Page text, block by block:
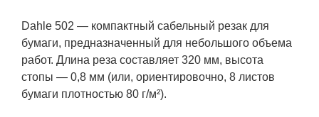
Dahle 502 — компактный сабельный резак для
бумаги, предназначенный для небольшого объема
работ. Длина реза составляет 320 мм, высота
стопы — 0,8 мм (или, ориентировочно, 8 листов
бумаги плотностью 80 г/м²).